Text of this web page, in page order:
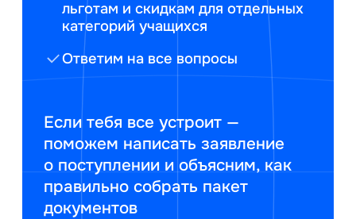
льготам и скидкам для отдельных
категорий учащихся
Ответим на все вопросы
Если тебя все устроит —
поможем написать заявление
о поступлении и объясним, как
правильно собрать пакет
документов